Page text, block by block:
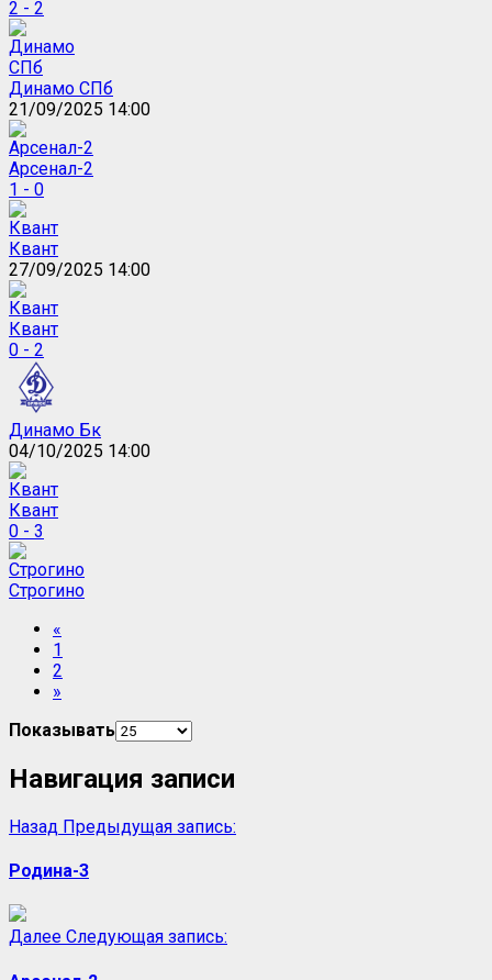
2 - 2
Динамо СПб
21/09/2025 14:00
Арсенал-2
1 - 0
Квант
27/09/2025 14:00
Квант
0 - 2
Динамо Бк
04/10/2025 14:00
Квант
0 - 3
Строгино
«
1
2
»
Показывать
Навигация записи
Назад Предыдущая запись:
Родина-3
Далее Следующая запись: